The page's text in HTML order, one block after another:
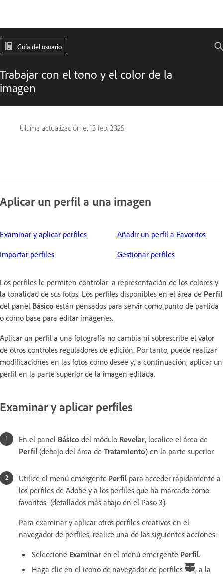
Guía del usuario
Trabajar con el tono y el color de la
imagen
Última actualización el 13 feb. 2025
Aplicar un perfil a una imagen
Examinar y aplicar perfiles
Importar perfiles
Añadir un perfil a Favoritos
Gestionar perfiles
Los perfiles le permiten controlar la representación de los colores y
la tonalidad de sus fotos. Los perfiles disponibles en el área de Perfil
del panel Básico están pensados para servir como punto de partida
o como base para editar imágenes.
Aplicar un perfil a una fotografía no cambia ni sobrescribe el valor
de otros controles reguladores de edición. Por tanto, puede realizar
modificaciones en las fotos como desee y, a continuación, aplicar un
perfil en la parte superior de la imagen editada.
Examinar y aplicar perfiles
En el panel Básico del módulo Revelar, localice el área de
Perfil (debajo del área de Tratamiento) en la parte superior.
Utilice el menú emergente Perfil para acceder rápidamente a
los perfiles de Adobe y a los perfiles que ha marcado como
favoritos (detallados más abajo en el Paso 3).
Para examinar y aplicar otros perfiles creativos en el
navegador de perfiles, realice una de las siguientes acciones:
Seleccione Examinar en el menú emergente Perfil.
Haga clic en el icono de navegador de perfiles
, a la